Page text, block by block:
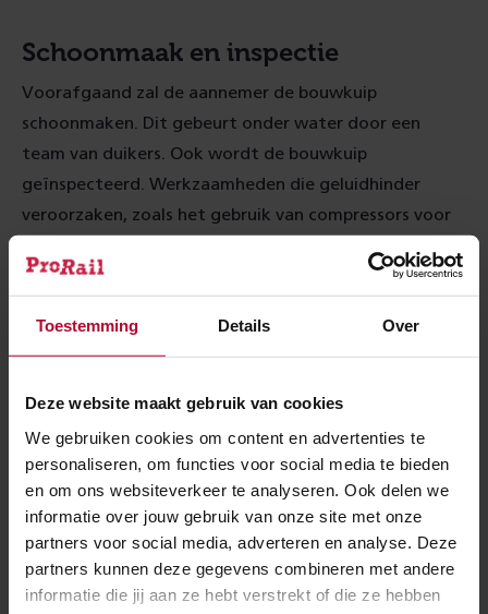
Toestemming Details Over
Deze website maakt gebruik van cookies
We gebruiken cookies om content en advertenties te
personaliseren, om functies voor social media te bieden
en om ons websiteverkeer te analyseren. Ook delen we
informatie over jouw gebruik van onze site met onze
partners voor social media, adverteren en analyse. Deze
partners kunnen deze gegevens combineren met andere
informatie die jij aan ze hebt verstrekt of die ze hebben
Schoonmaak en inspectie
Voorafgaand zal de aannemer de bouwkuip
schoonmaken. Dit gebeurt onder water door een
team van duikers. Ook wordt de bouwkuip
geïnspecteerd. Werkzaamheden die geluidhinder
veroorzaken, zoals het gebruik van compressors voor
overdag plaats. ’s Avonds en ’s nachts worden er
uitgevoerd.
Betontransport
Op donderdag 5 oktober zijn er ongeveer 10
vrachtwagens per uur ingepland om voor een continue
stroom van beton te zorgen. Deze vrachtwagen rijden
via de Hasselterweg rechtstreeks naar het
bouwterrein aan de zuidzijde van het spoor. Deze